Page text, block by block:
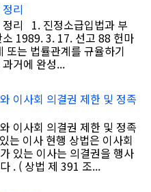
리
정리 1. 진정소급입법과 부
1989. 3. 17. 선고 88 헌마
또는 법률관계를 규율하기
거에 완성...
이사회 의결권 제한 및 정족
이사회 의결권 제한 및 정족
는 이사 현행 상법은 이사회
있는 이사는 의결권을 행사
. ( 상법 제 391 조...